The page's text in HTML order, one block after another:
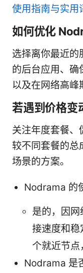
使用指南与实用
如何优化
选择离你最近的
的后台应用、确
以及在网络高峰
若遇到价格变
关注年度套餐、
较不同套餐的总
场景的方案。
Nodrama 的
是的，因
接速度和稳
个就近节点
Nodrama 是